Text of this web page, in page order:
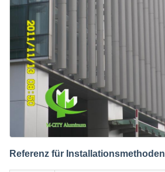
Referenz für Installationsmethoden